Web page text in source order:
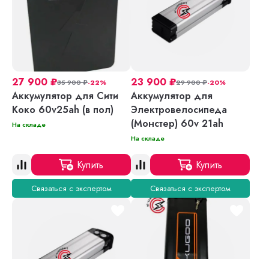
27 900 ₽35 900₽-22%
Аккумулятор для Сити
Коко 60v25ah (в пол)
На складе
Купить
Связаться с экспертом
23 900 ₽29 900₽-20%
Аккумулятор для
Электровелосипеда
(Монстер) 60v 21ah
На складе
Купить
Связаться с экспертом